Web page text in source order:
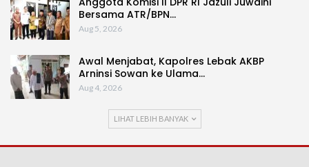
Bersama ATR/BPN…
Aug 5, 2026
Awal Menjabat, Kapolres Lebak AKBP
Arninsi Sowan ke Ulama…
Aug 4, 2026
LIHAT LEBIH BANYAK